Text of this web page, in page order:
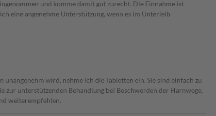
und komme damit gut zurecht. Die Einnahme ist
eine angenehme Unterstützung, wenn es im Unterleib
wird, nehme ich die Tabletten ein. Sie sind einfach zu
zur unterstützenden Behandlung bei Beschwerden der Harnwege,
weiterempfehlen.